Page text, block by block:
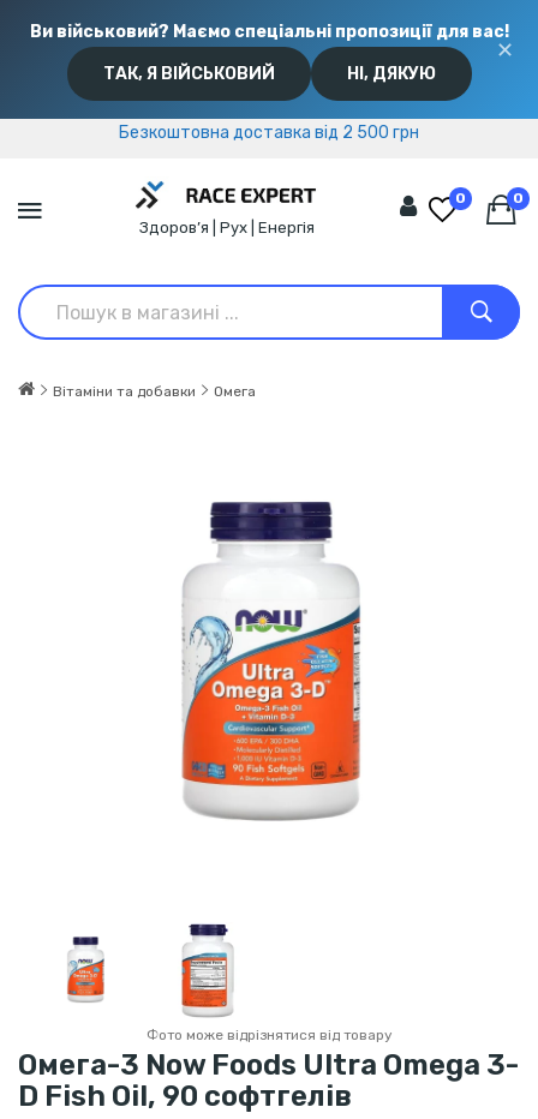
Ви військовий? Маємо спеціальні пропозиції для вас!
ТАК, Я ВІЙСЬКОВИЙ НІ, ДЯКУЮ
✕
Безкоштовна доставка від 2 500 грн
Безкоштовна доставка від 2 500 грн
Здоров’я | Рух | Енергія
0 0
Вітаміни та добавки Омега
Фото може відрізнятися від товару
Омега-3 Now Foods Ultra Omega 3-
D Fish Oil, 90 софтгелів